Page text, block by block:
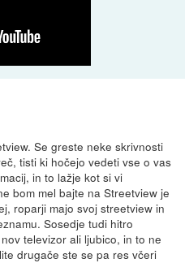
Se greste neke skrivnosti
tisti ki hočejo vedeti vse o vas
in to lažje kot si vi
bom mel bajte na Streetview je
roparji majo svoj streetview in
Sosedje tudi hitro
televizor ali ljubico, in to ne
drugače ste se pa res včeri